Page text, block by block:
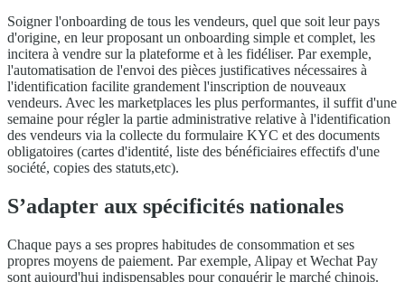
Soigner l'onboarding de tous les vendeurs, quel que soit leur pays
d'origine, en leur proposant un onboarding simple et complet, les
incitera à vendre sur la plateforme et à les fidéliser. Par exemple,
l'automatisation de l'envoi des pièces justificatives nécessaires à
l'identification facilite grandement l'inscription de nouveaux
vendeurs. Avec les marketplaces les plus performantes, il suffit d'une
semaine pour régler la partie administrative relative à l'identification
des vendeurs via la collecte du formulaire KYC et des documents
obligatoires (cartes d'identité, liste des bénéficiaires effectifs d'une
société, copies des statuts,etc).
S’adapter aux spécificités nationales
Chaque pays a ses propres habitudes de consommation et ses
propres moyens de paiement. Par exemple, Alipay et Wechat Pay
sont aujourd'hui indispensables pour conquérir le marché chinois.